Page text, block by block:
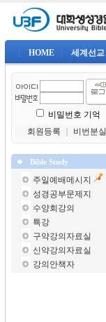
HOME 세계선교
비밀번호 기억
회원등록
비번분실
Bible Study
주일예배메시지
성경공부문제지
수양회강의
특강
구약강의자료실
신약강의자료실
강의안책자